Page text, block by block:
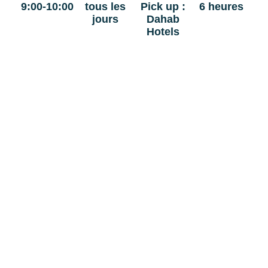
9:00-10:00
tous les
jours
Pick up :
Dahab
Hotels
6 heures